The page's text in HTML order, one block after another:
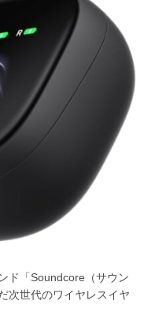
ド「Soundcore（サウン
次世代のワイヤレスイヤ